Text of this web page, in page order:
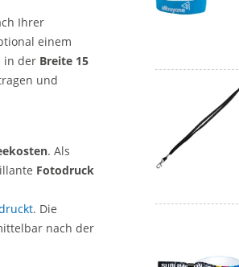
Ihrer
einem
in der Breite 15
und
. Als
Fotodruck
. Die
nach der